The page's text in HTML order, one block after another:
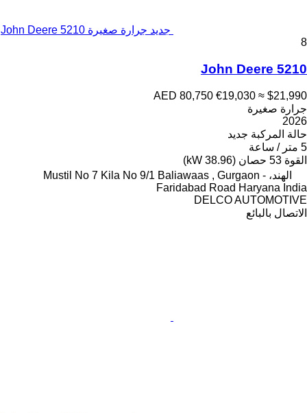
جديد جرارة صغيرة John Deere 5210
8
John Deere 5210
AED 80,750 €19,030 ≈ $21,990
جرارة صغيرة
2026
حالة المركبة جديد
5 متر / ساعة
القوة 53 حصان (38.96 kW)
الهند، Mustil No 7 Kila No 9/1 Baliawaas , Gurgaon -
Faridabad Road Haryana India
DELCO AUTOMOTIVE
الاتصال بالبائع